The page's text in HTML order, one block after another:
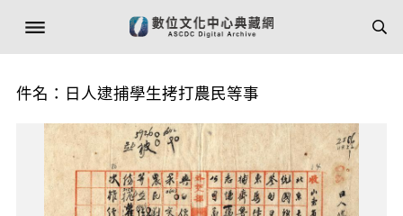
件名：日人逮捕學生拷打農民等事